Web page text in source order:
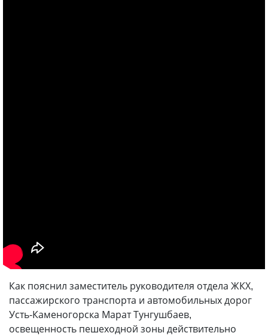
Как пояснил заместитель руководителя отдела ЖКХ,
пассажирского транспорта и автомобильных дорог
Усть-Каменогорска Марат Тунгушбаев,
освещенность пешеходной зоны действительно